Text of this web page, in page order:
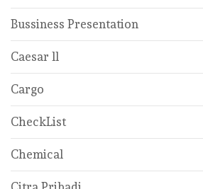
Bussiness Presentation
Caesar ll
Cargo
CheckList
Chemical